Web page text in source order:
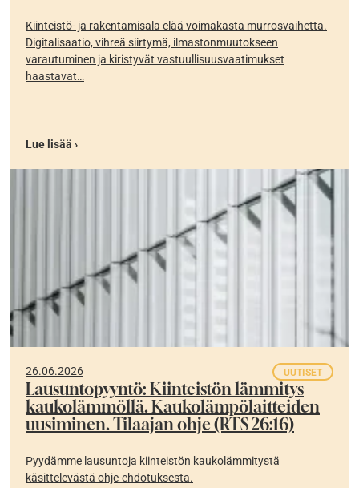
Kiinteistö- ja rakentamisala elää voimakasta murrosvaihetta.
Digitalisaatio, vihreä siirtymä, ilmastonmuutokseen
varautuminen ja kiristyvät vastuullisuusvaatimukset
haastavat…
Lue lisää ›
26.06.2026 UUTISET
Lausuntopyyntö: Kiinteistön lämmitys
kaukolämmöllä. Kaukolämpölaitteiden
uusiminen. Tilaajan ohje (RTS 26:16)
Pyydämme lausuntoja kiinteistön kaukolämmitystä
käsittelevästä ohje-ehdotuksesta.